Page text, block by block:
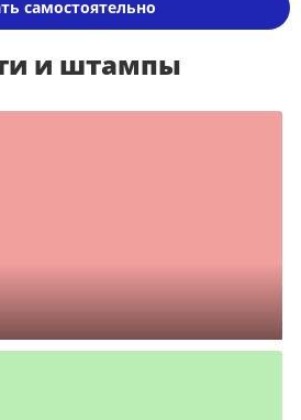
самостоятельно
и штампы